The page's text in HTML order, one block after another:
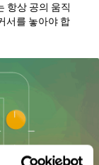
항상 공의 움직
서를 놓아야 합